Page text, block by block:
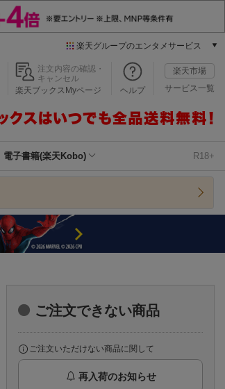
楽天グループのエンタメサービス
本/ゲーム/CD/DVD
楽天ブックス
楽天Kobo
楽天チケット
エンタメニュース
推し楽
注文内容の確認・
キャンセル
楽天ブックスMyページ
ヘルプ
楽天市場
サービス一覧
電子書籍(楽天Kobo) R18+
ご注文できない商品
ご注文いただけない商品に関して
再入荷のお知らせ